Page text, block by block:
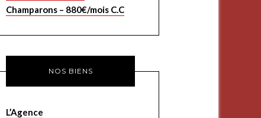
Champarons – 880€/mois C.C
NOS BIENS
L’Agence